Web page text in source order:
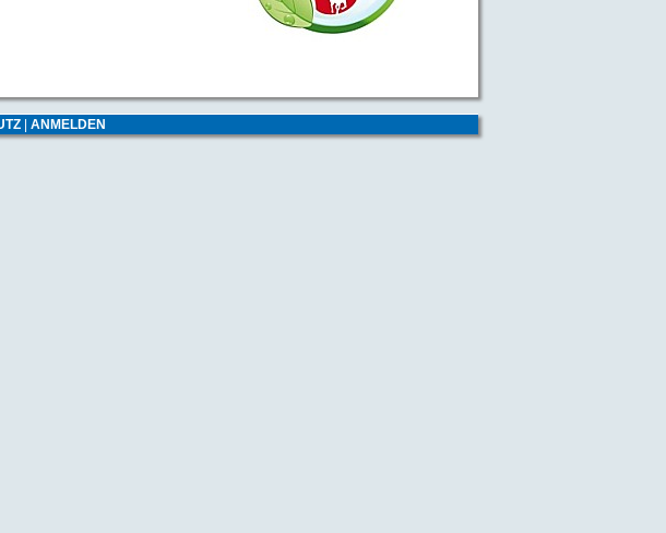
| ANMELDEN